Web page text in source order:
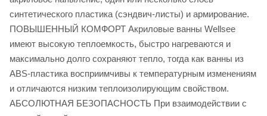
синтетического пластика (сэндвич-листы) и армирование.
ПОВЫШЕННЫЙ КОМФОРТ Акриловые ванны Wellsee
имеют высокую теплоемкость, быстро нагреваются и
максимально долго сохраняют тепло, тогда как ванны из
ABS-пластика восприимчивы к температурным изменениям
и отличаются низким теплоизолирующим свойством.
АБСОЛЮТНАЯ БЕЗОПАСНОСТЬ При взаимодействии с